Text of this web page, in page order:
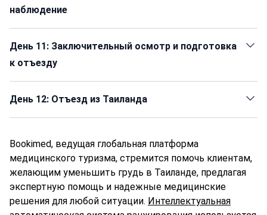
наблюдение
День 11: Заключительный осмотр и подготовка
к отъезду
День 12: Отъезд из Таиланда
Bookimed, ведущая глобальная платформа
медицинского туризма, стремится помочь клиентам,
желающим уменьшить грудь в Таиланде, предлагая
экспертную помощь и надежные медицинские
решения для любой ситуации. Интеллектуальная